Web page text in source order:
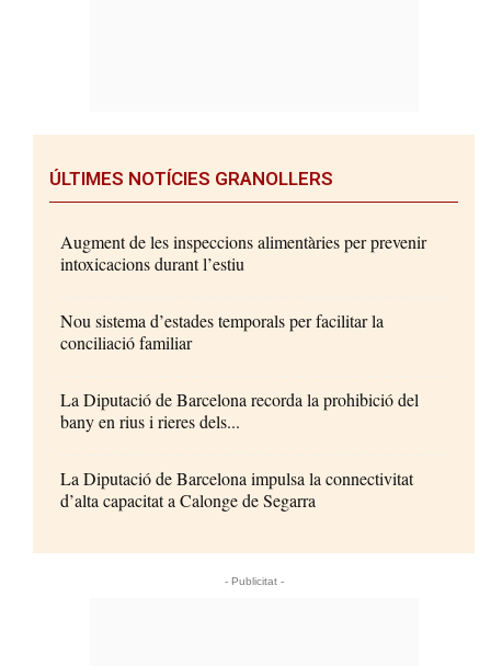
ÚLTIMES NOTÍCIES GRANOLLERS
Augment de les inspeccions alimentàries per prevenir
intoxicacions durant l’estiu
Nou sistema d’estades temporals per facilitar la
conciliació familiar
La Diputació de Barcelona recorda la prohibició del
bany en rius i rieres dels...
La Diputació de Barcelona impulsa la connectivitat
d’alta capacitat a Calonge de Segarra
- Publicitat -